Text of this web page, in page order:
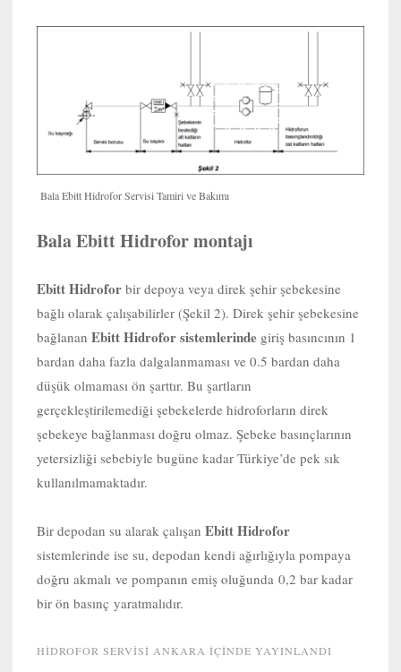
Bala Ebitt Hidrofor Servisi Tamiri ve Bakımı
Bala Ebitt Hidrofor montajı
Ebitt Hidrofor bir depoya veya direk şehir şebekesine
bağlı olarak çalışabilirler (Şekil 2). Direk şehir şebekesine
bağlanan Ebitt Hidrofor sistemlerinde giriş basıncının 1
bardan daha fazla dalgalanmaması ve 0.5 bardan daha
düşük olmaması ön şarttır. Bu şartların
gerçekleştirilemediği şebekelerde hidroforların direk
şebekeye bağlanması doğru olmaz. Şebeke basınçlarının
yetersizliği sebebiyle bugüne kadar Türkiye’de pek sık
kullanılmamaktadır.
Bir depodan su alarak çalışan Ebitt Hidrofor
sistemlerinde ise su, depodan kendi ağırlığıyla pompaya
doğru akmalı ve pompanın emiş oluğunda 0,2 bar kadar
bir ön basınç yaratmalıdır.
HIDROFOR SERVISI ANKARA IÇINDE YAYINLANDI